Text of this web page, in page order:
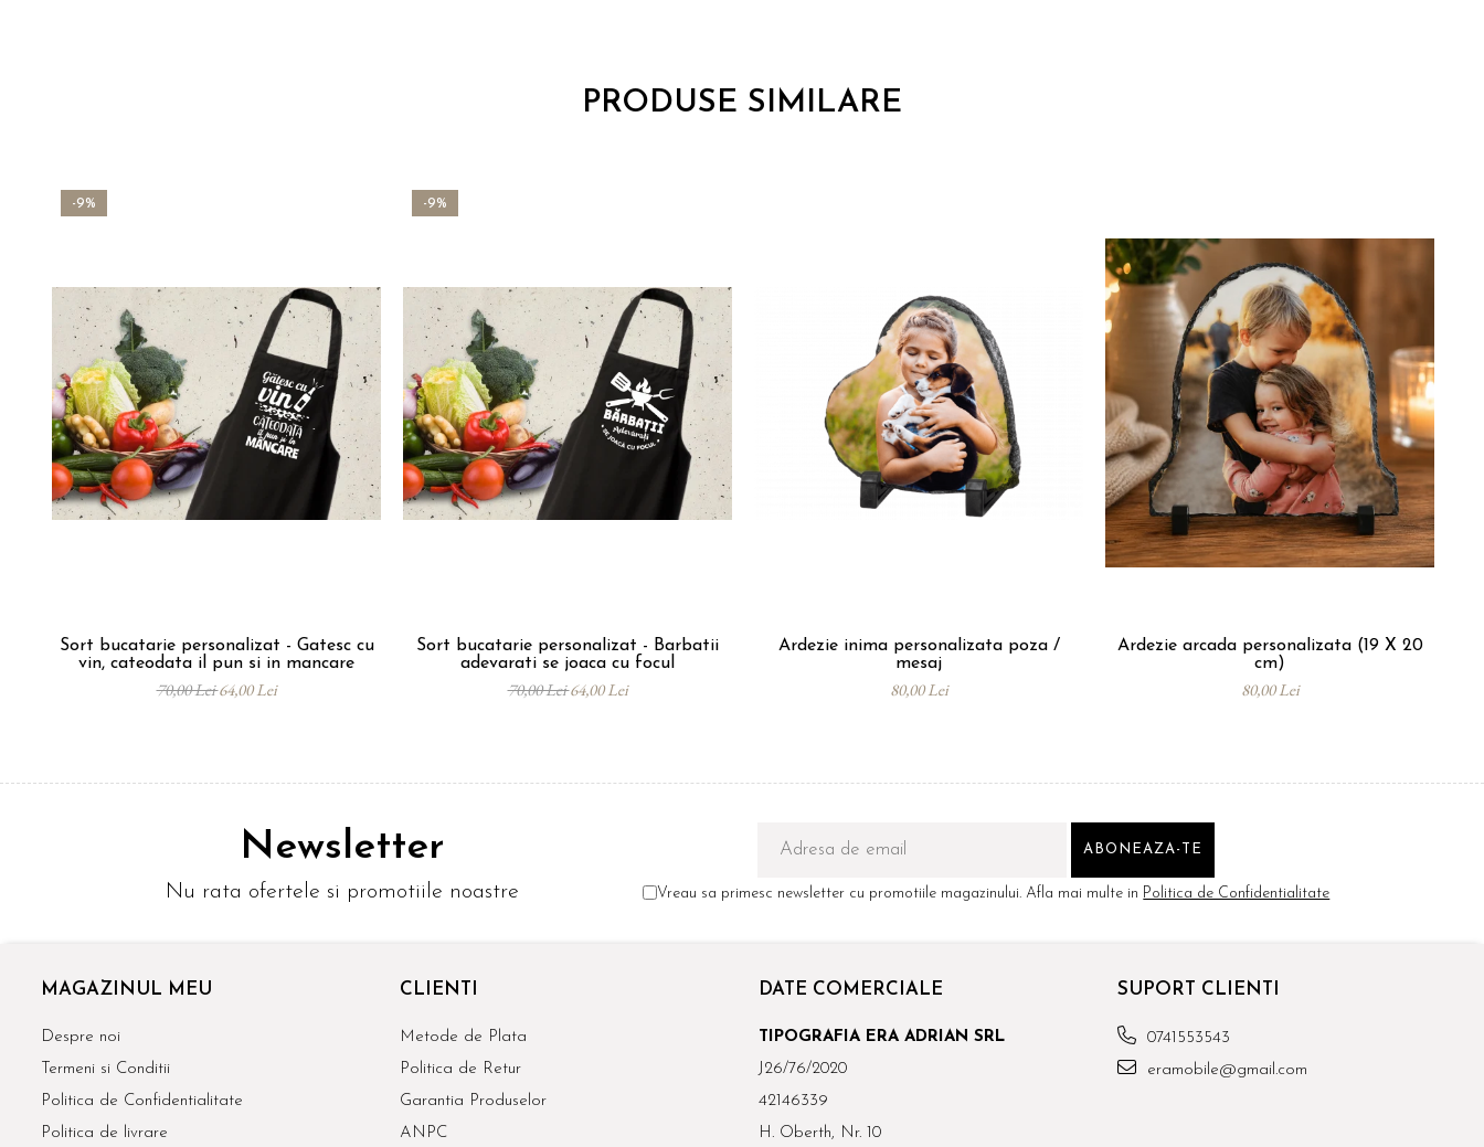
PRODUSE SIMILARE
-9%
Sort bucatarie personalizat - Gatesc cu
vin, cateodata il pun si in mancare
70,00 Lei64,00 Lei
-9%
Sort bucatarie personalizat - Barbatii
adevarati se joaca cu focul
70,00 Lei64,00 Lei
Ardezie inima personalizata poza /
mesaj
80,00 Lei
Ardezie arcada personalizata (19 X 20
cm)
80,00 Lei
Newsletter
Nu rata ofertele si promotiile noastre Vreau sa primesc newsletter cu promotiile magazinului. Afla mai multe in Politica de Confidentialitate
MAGAZINUL MEU
Despre noi
Termeni si Conditii
Politica de Confidentialitate
Politica de livrare
CLIENTI
Metode de Plata
Politica de Retur
Garantia Produselor
ANPC
DATE COMERCIALE
TIPOGRAFIA ERA ADRIAN SRL
J26/76/2020
42146339
H. Oberth, Nr. 10
SUPORT CLIENTI
0741553543
eramobile@gmail.com